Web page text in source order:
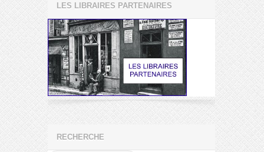
LES LIBRAIRES PARTENAIRES
RECHERCHE